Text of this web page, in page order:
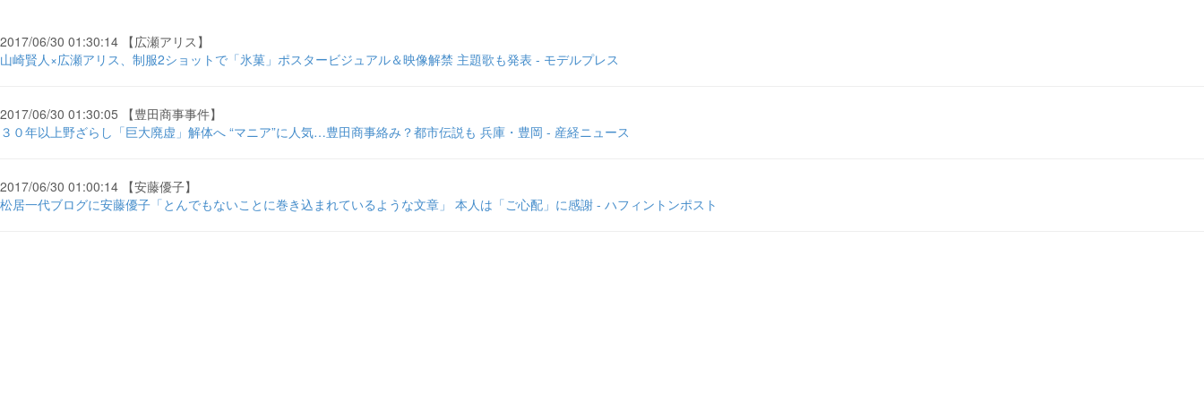
2017/06/30 01:30:14 【広瀬アリス】
山崎賢人×広瀬アリス、制服2ショットで「氷菓」ポスタービジュアル＆映像解禁 主題歌も発表 - モデルプレス
2017/06/30 01:30:05 【豊田商事事件】
３０年以上野ざらし「巨大廃虚」解体へ “マニア”に人気…豊田商事絡み？都市伝説も 兵庫・豊岡 - 産経ニュース
2017/06/30 01:00:14 【安藤優子】
松居一代ブログに安藤優子「とんでもないことに巻き込まれているような文章」 本人は「ご心配」に感謝 - ハフィントンポスト